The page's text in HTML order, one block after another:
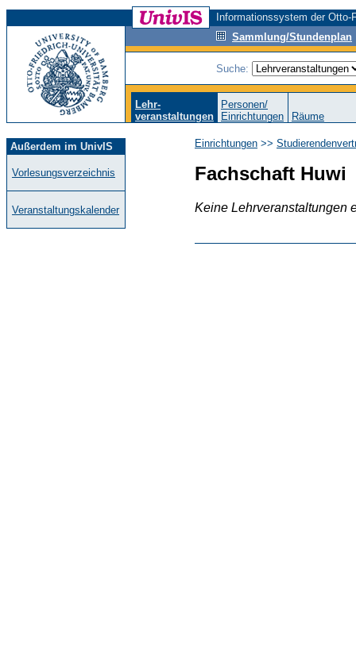
Informationssystem der
Sammlung/Stundenplan
Suche:
Lehr-
veranstaltungen
Personen/
Einrichtungen
Räume
Außerdem im UnivIS
Vorlesungsverzeichnis
Veranstaltungskalender
Einrichtungen >>
Fachschaft Huwi
Keine Lehrveranstaltungen